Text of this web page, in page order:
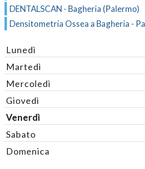
DENTALSCAN - Bagheria (Palermo)
Densitometria Ossea a Bagheria -
Lunedì
Martedì
Mercoledì
Giovedì
Venerdì
Sabato
Domenica